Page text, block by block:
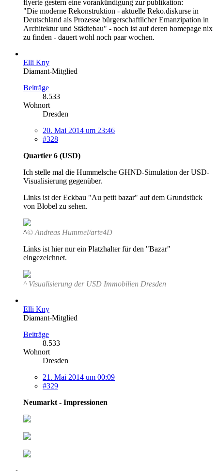
flyerte gestern eine vorankündigung zur publikation:
"Die moderne Rekonstruktion - aktuelle Reko.diskurse in
Deutschland als Prozesse bürgerschaftlicher Emanzipation in
Architektur und Städtebau" - noch ist auf deren homepage nix
zu finden - dauert wohl noch paar wochen.
Elli Kny
Diamant-Mitglied
Beiträge
8.533
Wohnort
Dresden
20. Mai 2014 um 23:46
#328
Quartier 6 (USD)
Ich stelle mal die Hummelsche GHND-Simulation der USD-
Visualisierung gegenüber.
Links ist der Eckbau "Au petit bazar" auf dem Grundstück
von Blobel zu sehen.
^© Andreas Hummel/arte4D
Links ist hier nur ein Platzhalter für den "Bazar"
eingezeichnet.
^ Visualisierung der USD Immobilien Dresden
Elli Kny
Diamant-Mitglied
Beiträge
8.533
Wohnort
Dresden
21. Mai 2014 um 00:09
#329
Neumarkt - Impressionen